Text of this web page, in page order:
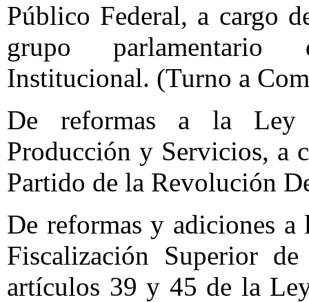
Público Federal, a cargo
grupo parlamentario
Institucional. (Turno a
De reformas a la Ley
Producción y Servicios, a
Partido de la Revolución
De reformas y adiciones
Fiscalización Superior
artículos 39 y 45 de la